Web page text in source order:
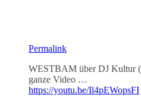
Permalink
WESTBAM über DJ Kultur
ganze Video …
https://youtu.be/Il4pEWopsFI